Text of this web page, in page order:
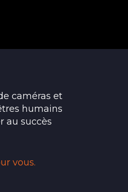
caméras et
humains
au succès
vous.